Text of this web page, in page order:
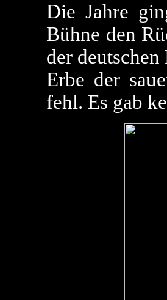
Die Jahre
Bühne den
der
Erbe der
fehl. Es gab